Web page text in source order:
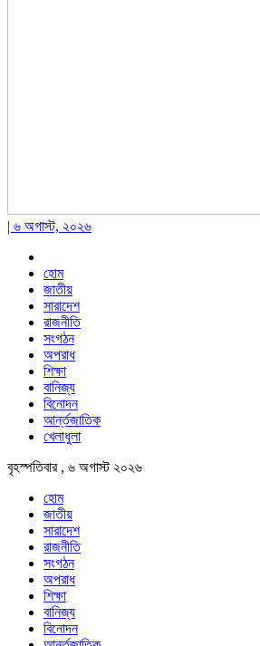
| ৬ অগাস্ট, ২০২৬
হোম
জাতীয়
সারাদেশ
রাজনীতি
সংগঠন
অপরাধ
শিক্ষা
বানিজ্য
বিনোদন
আর্ন্তজাতিক
খেলাধুলা
বৃহস্পতিবার , ৬ অগাস্ট ২০২৬
হোম
জাতীয়
সারাদেশ
রাজনীতি
সংগঠন
অপরাধ
শিক্ষা
বানিজ্য
বিনোদন